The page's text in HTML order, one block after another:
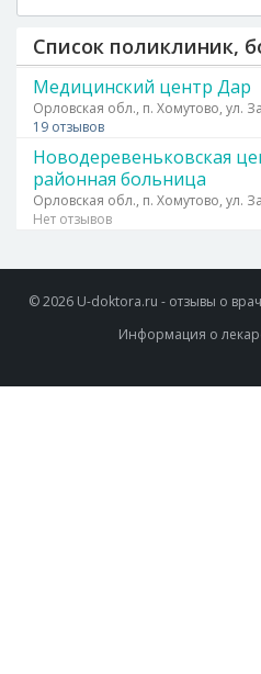
Список поликлиник,
Медицинский центр Дар
Орловская обл., п. Хомутово, ул.
19 отзывов
Новодеревеньковская
районная больница
Орловская обл., п. Хомутово, ул.
Нет отзывов
© 2026 U-doktora.ru - отзывы о
Информация о